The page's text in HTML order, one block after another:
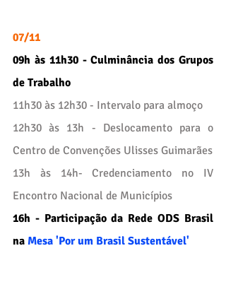
07/11
09h às 11h30 - Culminância dos Grupos
de Trabalho
11h30 às 12h30 - Intervalo para almoço
12h30 às 13h - Deslocamento para o
Centro de Convenções Ulisses Guimarães
13h às 14h- Credenciamento no IV
Encontro Nacional de Municípios
16h - Participação da Rede ODS Brasil
na Mesa 'Por um Brasil Sustentável'